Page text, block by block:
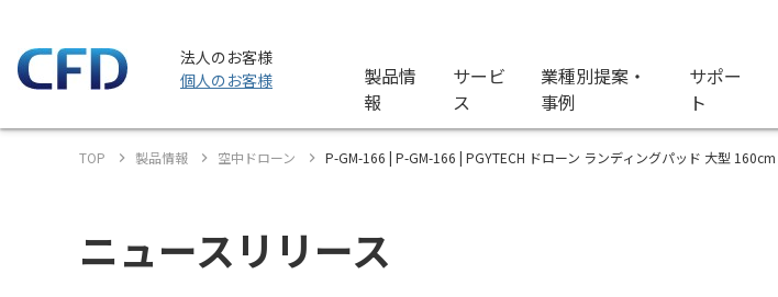
法人のお客様
個人のお客様
製品情
報
サービ
ス
業種別提案・
事例
サポー
ト
TOP 製品情報 空中ドローン P-GM-166 | P-GM-166 | PGYTECH ドローン ランディングパッド 大型 160cm
ニュースリリース